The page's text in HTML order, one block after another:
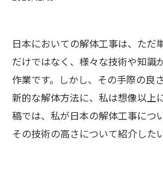
日本においての解体工事は、ただ
だけではなく、様々な技術や知識
作業です。しかし、その手際の良
新的な解体方法に、私は想像以上
稿では、私が日本の解体工事につ
その技術の高さについて紹介した